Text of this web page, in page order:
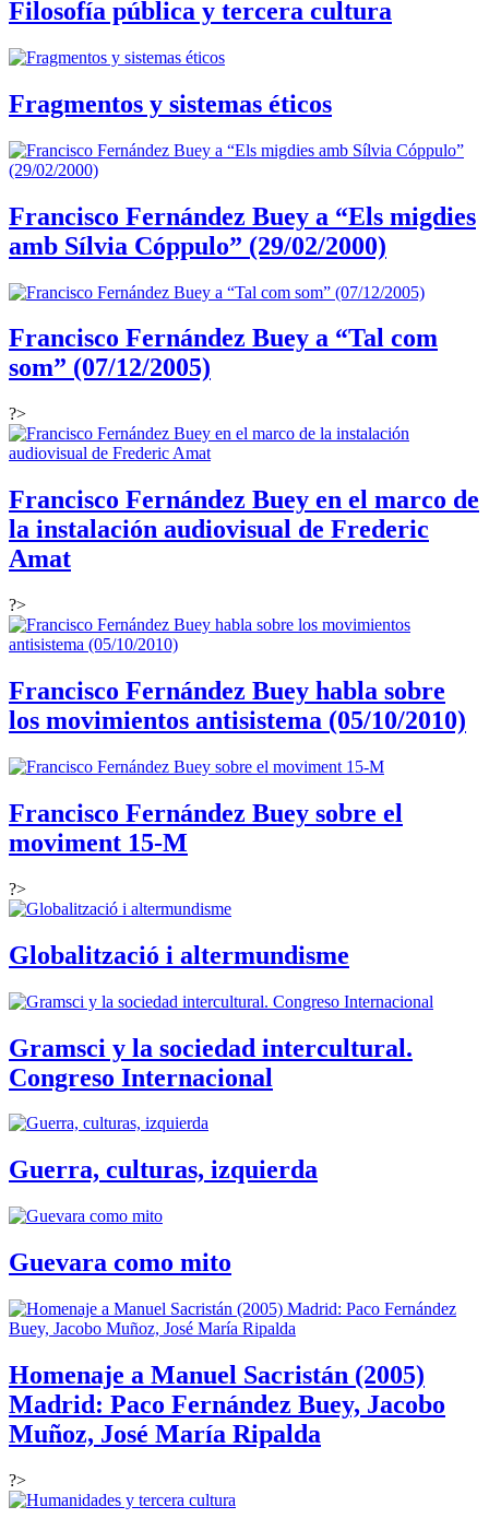
Filosofía pública y tercera cultura
Fragmentos y sistemas éticos
Francisco Fernández Buey a “Els migdies
amb Sílvia Cóppulo” (29/02/2000)
Francisco Fernández Buey a “Tal com
som” (07/12/2005)
?>
Francisco Fernández Buey en el marco de
la instalación audiovisual de Frederic
Amat
?>
Francisco Fernández Buey habla sobre
los movimientos antisistema (05/10/2010)
Francisco Fernández Buey sobre el
moviment 15-M
?>
Globalització i altermundisme
Gramsci y la sociedad intercultural.
Congreso Internacional
Guerra, culturas, izquierda
Guevara como mito
Homenaje a Manuel Sacristán (2005)
Madrid: Paco Fernández Buey, Jacobo
Muñoz, José María Ripalda
?>